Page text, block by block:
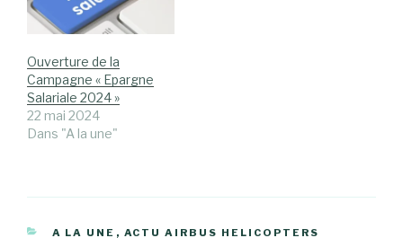
Ouverture de la
Campagne « Epargne
Salariale 2024 »
22 mai 2024
Dans "A la une"
CATÉGORIES
A LA UNE , ACTU AIRBUS HELICOPTERS